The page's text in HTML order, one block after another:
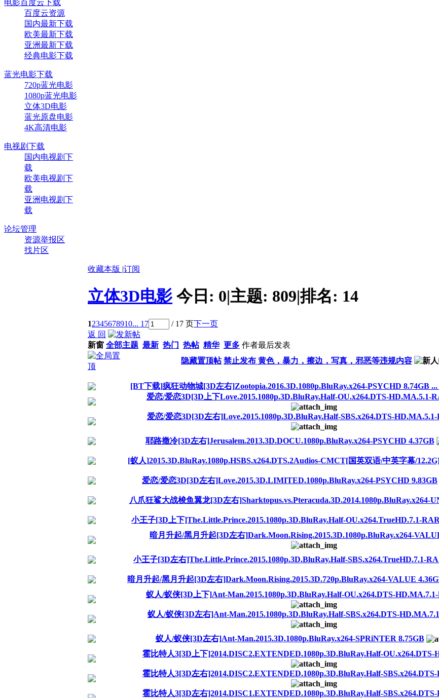
电影百度云下载
百度云资源
国内最新下载
欧美最新下载
亚洲最新下载
经典电影下载
蓝光电影下载
720p蓝光电影
1080p蓝光电影
立体3D电影
蓝光原盘电影
4K高清电影
电视剧下载
国内电视剧下
载
欧美电视剧下
载
亚洲电视剧下
载
论坛管理
资源举报区
找片区
收藏本版 |订阅
立体3D电影 今日: 0|主题: 809|排名: 14
12345678910... 17 / 17 页下一页
返 回
新窗 全部主题 最新 热门 热帖 精华 更多 作者最后发表
隐藏置顶帖 禁止发布 黄色，暴力，擦边，写真，邪恶等违规内容
[BT下载]疯狂动物城[3D左右]Zootopia.2016.3D.1080p.BluRay.x264-PSYCHD 8.74GB ...
爱恋/爱恋3D[3D上下Love.2015.1080p.3D.BluRay.Half-OU.x264.DTS-HD.MA.5.1-
爱恋/爱恋3D[3D左右]Love.2015.1080p.3D.BluRay.Half-SBS.x264.DTS-
耶路撒冷[3D左右]Jerusalem.2013.3D.DOCU.1080p.BluRay.x264-PSYCHD 4.37GB
[蚁人]2015.3D.BluRay.1080p.HSBS.x264.DTS.2Audios-CMCT[国英双语/中英字幕/
爱恋/爱恋3D[3D左右]Love.2015.3D.LIMITED.1080p.BluRay.x264-PSYCHD 9.83GB
八爪狂鲨大战梭鱼翼龙[3D左右]Sharktopus.vs.Pteracuda.3D.2014.1080p.BluRay.x264-
小王子[3D上下]The.Little.Prince.2015.1080p.3D.BluRay.Half-OU.x264.TrueHD.7.1-
暗月升起/黑月升起[3D左右]Dark.Moon.Rising.2015.3D.1080p.BluRay.x264-
小王子[3D左右]The.Little.Prince.2015.1080p.3D.BluRay.Half-SBS.x264.TrueHD.7.1-RA
暗月升起/黑月升起[3D左右]Dark.Moon.Rising.2015.3D.720p.BluRay.x264-VALUE
蚁人/蚁侠[3D上下]Ant-Man.2015.1080p.3D.BluRay.Half-OU.x264.DTS-
蚁人/蚁侠[3D左右]Ant-Man.2015.1080p.3D.BluRay.Half-SBS.x264.DTS-
蚁人/蚁侠[3D左右]Ant-Man.2015.3D.1080p.BluRay.x264-SPRiNTER 8.75GB
霍比特人3[3D上下]2014.DISC2.EXTENDED.1080p.3D.BluRay.Half-OU.x264.DTS-
霍比特人3[3D左右]2014.DISC2.EXTENDED.1080p.3D.BluRay.Half-
霍比特人3[3D左右]2014.DISC1.EXTENDED.1080p.3D.BluRay.Half-